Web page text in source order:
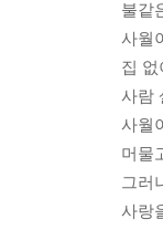
불같
사월
집 없
사람
사월
머물
그러
사랑